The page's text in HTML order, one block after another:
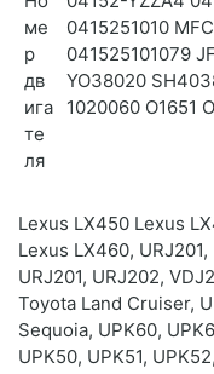
ме
р
дв
ига
те
ля
0415251010
041525101079
YO38020
1020060 O1651
Lexus LX450 Lexus
Lexus LX460,
URJ201, URJ202,
Toyota Land Cruiser,
Sequoia, UPK60,
UPK50, UPK51,